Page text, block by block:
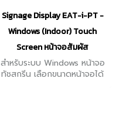
Signage Display EAT-i-PT -
Windows (Indoor) Touch
Screen หน้าจอสัมผัส
สำหรับระบบ Windows หน้าจอ
ทัชสกรีน เลือกขนาดหน้าจอได้